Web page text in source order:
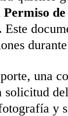
Permiso
Este
una
y